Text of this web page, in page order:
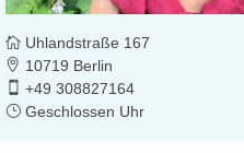
Uhlandstraße 167
10719 Berlin
+49 308827164
Geschlossen Uhr